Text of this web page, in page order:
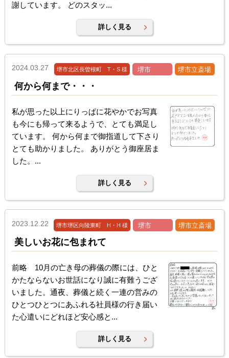
謝しています。 どのスタッ...
詳しく見る
2024.03.27 堺市北区長曽根町 T・S 様 堺市 堺市立斎場
何から何まで・・・
私が思った以上にりっぱに花やかでお写真
も今にも帰って来るようで、とても満足し
ています。 何から何まで御指道して下さり
とても助かりました。 ありがとう御座居ま
した。...
詳しく見る
2023.12.22 堺市堺区向陵東町 H・H 様 堺市 堺市立斎場
美しいお花に包まれて
前略 10月の亡き母の葬儀の際には、ひと
かたならないお世話になり誠に有難うござ
いました。通夜、葬儀と続く一連の営みの
ひとつひとつにあふれる社員様の行き届い
た心遣いにどれほど安心感と...
詳しく見る